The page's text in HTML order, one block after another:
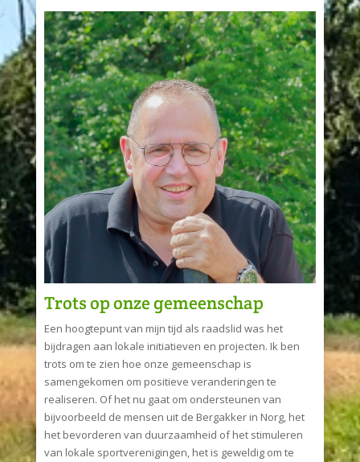
Trots op onze gemeenschap
Een hoogtepunt van mijn tijd als raadslid was het
bijdragen aan lokale initiatieven en projecten. Ik ben
trots om te zien hoe onze gemeenschap is
samengekomen om positieve veranderingen te
realiseren. Of het nu gaat om ondersteunen van
bijvoorbeeld de mensen uit de Bergakker in Norg, het
het bevorderen van duurzaamheid of het stimuleren
van lokale sportverenigingen, het is geweldig om te